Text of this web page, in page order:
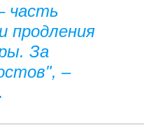
часть
продления
За
–